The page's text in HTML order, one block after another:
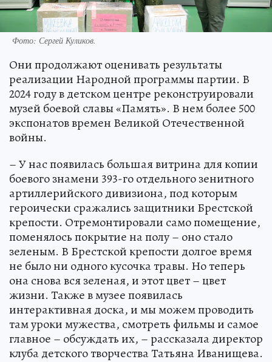
Фото: Сергей Куликов.
Они продолжают оценивать результаты
реализации Народной программы партии. В
2024 году в детском центре реконструировали
музей боевой славы «Память». В нем более 500
экспонатов времен Великой Отечественной
войны.
– У нас появилась большая витрина для копии
боевого знамени 393-го отдельного зенитного
артиллерийского дивизиона, под которым
героически сражались защитники Брестской
крепости. Отремонтировали само помещение,
поменялось покрытие на полу – оно стало
зеленым. В Брестской крепости долгое время
не было ни одного кусочка травы. Но теперь
она снова вся зеленая, и этот цвет – цвет
жизни. Также в музее появилась
интерактивная доска, и мы можем проводить
там уроки мужества, смотреть фильмы и самое
главное – обсуждать их, – рассказала директор
клуба детского творчества Татьяна Иванищева.